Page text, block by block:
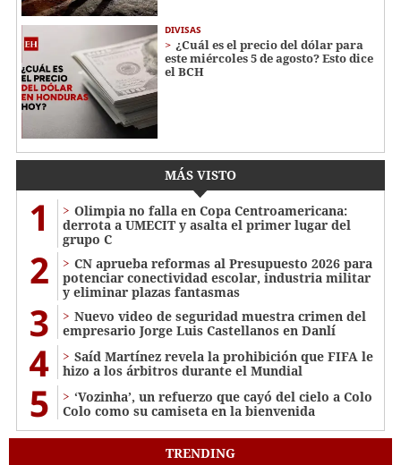
DIVISAS
¿Cuál es el precio del dólar para
este miércoles 5 de agosto? Esto dice
el BCH
MÁS VISTO
1
Olimpia no falla en Copa Centroamericana:
derrota a UMECIT y asalta el primer lugar del
grupo C
2
CN aprueba reformas al Presupuesto 2026 para
potenciar conectividad escolar, industria militar
y eliminar plazas fantasmas
3
Nuevo video de seguridad muestra crimen del
empresario Jorge Luis Castellanos en Danlí
4
Saíd Martínez revela la prohibición que FIFA le
hizo a los árbitros durante el Mundial
5
‘Vozinha’, un refuerzo que cayó del cielo a Colo
Colo como su camiseta en la bienvenida
TRENDING